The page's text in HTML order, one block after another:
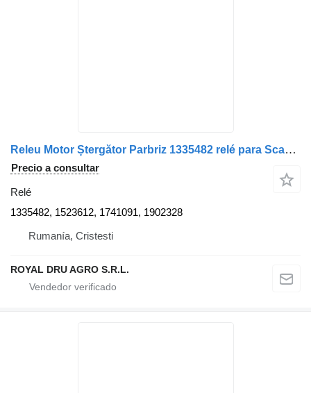
Releu Motor Ștergător Parbriz 1335482 relé para Scania 1335482 1523612 1741091 1902328 camión
Precio a consultar
Relé
1335482, 1523612, 1741091, 1902328
Rumanía, Cristesti
ROYAL DRU AGRO S.R.L.